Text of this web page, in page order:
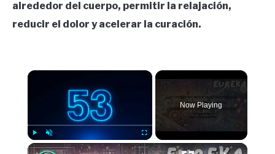
alrededor del cuerpo, permitir la relajación,
reducir el dolor y acelerar la curación.
×
Play Unmute Fullscreen
Now Playing
×